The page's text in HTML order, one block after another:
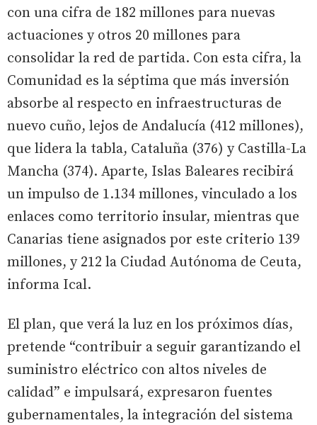
con una cifra de 182 millones para nuevas
actuaciones y otros 20 millones para
consolidar la red de partida. Con esta cifra, la
Comunidad es la séptima que más inversión
absorbe al respecto en infraestructuras de
nuevo cuño, lejos de Andalucía (412 millones),
que lidera la tabla, Cataluña (376) y Castilla-La
Mancha (374). Aparte, Islas Baleares recibirá
un impulso de 1.134 millones, vinculado a los
enlaces como territorio insular, mientras que
Canarias tiene asignados por este criterio 139
millones, y 212 la Ciudad Autónoma de Ceuta,
informa Ical.
El plan, que verá la luz en los próximos días,
pretende “contribuir a seguir garantizando el
suministro eléctrico con altos niveles de
calidad” e impulsará, expresaron fuentes
gubernamentales, la integración del sistema